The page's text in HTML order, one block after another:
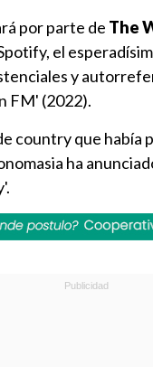
por parte de The
el
y
FM' (2022).
country que había
ha